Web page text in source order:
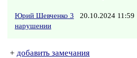
Юрий Шевченко 3 20.10.2024 11:59
нарушении
+ добавить замечания